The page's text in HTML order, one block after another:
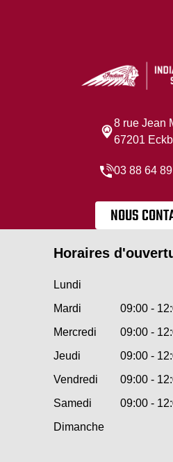
8 rue Jean
67201
03 88 64
NOUS
Horaires
Lundi
Mardi
09:00 -
Mercredi
09:00 -
Jeudi
09:00 -
Vendredi
09:00 -
Samedi
09:00 -
Dimanche